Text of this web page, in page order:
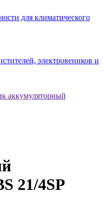
для климатического
электровеников и
аккумуляторный
21/4SP